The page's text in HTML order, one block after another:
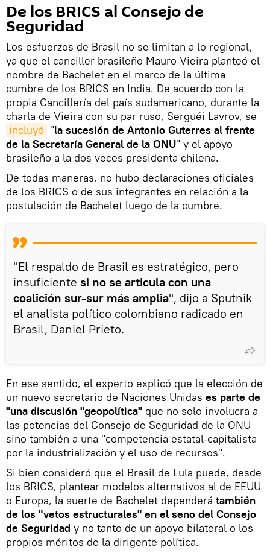
De los BRICS al Consejo de
Seguridad
Los esfuerzos de Brasil no se limitan a lo regional,
ya que el canciller brasileño Mauro Vieira planteó el
nombre de Bachelet en el marco de la última
cumbre de los BRICS en India. De acuerdo con la
propia Cancillería del país sudamericano, durante la
charla de Vieira con su par ruso, Serguéi Lavrov, se
incluyó "la sucesión de Antonio Guterres al frente
de la Secretaría General de la ONU" y el apoyo
brasileño a la dos veces presidenta chilena.
De todas maneras, no hubo declaraciones oficiales
de los BRICS o de sus integrantes en relación a la
postulación de Bachelet luego de la cumbre.
"El respaldo de Brasil es estratégico, pero
insuficiente si no se articula con una
coalición sur-sur más amplia", dijo a Sputnik
el analista político colombiano radicado en
Brasil, Daniel Prieto.
En ese sentido, el experto explicó que la elección de
un nuevo secretario de Naciones Unidas es parte de
"una discusión "geopolítica" que no solo involucra a
las potencias del Consejo de Seguridad de la ONU
sino también a una "competencia estatal-capitalista
por la industrialización y el uso de recursos".
Si bien consideró que el Brasil de Lula puede, desde
los BRICS, plantear modelos alternativos al de EEUU
o Europa, la suerte de Bachelet dependerá también
de los "vetos estructurales" en el seno del Consejo
de Seguridad y no tanto de un apoyo bilateral o los
propios méritos de la dirigente política.